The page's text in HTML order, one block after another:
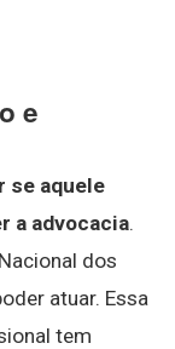
e
se aquele
a advocacia.
dos
atuar. Essa
tem